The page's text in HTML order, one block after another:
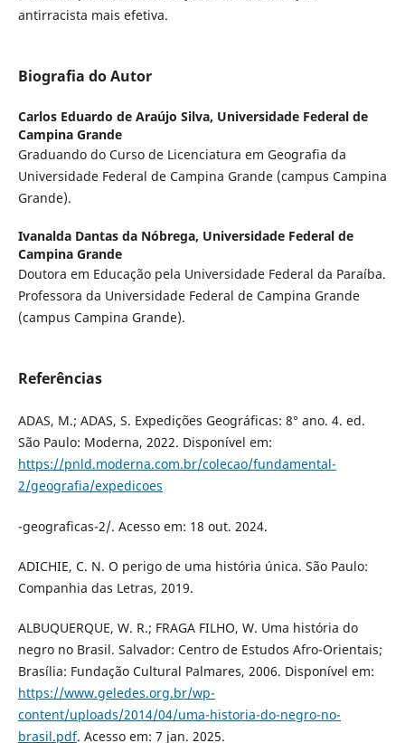
antirracista mais efetiva.
Biografia do Autor
Carlos Eduardo de Araújo Silva, Universidade Federal de
Campina Grande
Graduando do Curso de Licenciatura em Geografia da
Universidade Federal de Campina Grande (campus Campina
Grande).
Ivanalda Dantas da Nóbrega, Universidade Federal de
Campina Grande
Doutora em Educação pela Universidade Federal da Paraíba.
Professora da Universidade Federal de Campina Grande
(campus Campina Grande).
Referências
ADAS, M.; ADAS, S. Expedições Geográficas: 8° ano. 4. ed.
São Paulo: Moderna, 2022. Disponível em:
https://pnld.moderna.com.br/colecao/fundamental-
2/geografia/expedicoes
-geograficas-2/. Acesso em: 18 out. 2024.
ADICHIE, C. N. O perigo de uma história única. São Paulo:
Companhia das Letras, 2019.
ALBUQUERQUE, W. R.; FRAGA FILHO, W. Uma história do
negro no Brasil. Salvador: Centro de Estudos Afro-Orientais;
Brasília: Fundação Cultural Palmares, 2006. Disponível em:
https://www.geledes.org.br/wp-
content/uploads/2014/04/uma-historia-do-negro-no-
brasil.pdf. Acesso em: 7 jan. 2025.